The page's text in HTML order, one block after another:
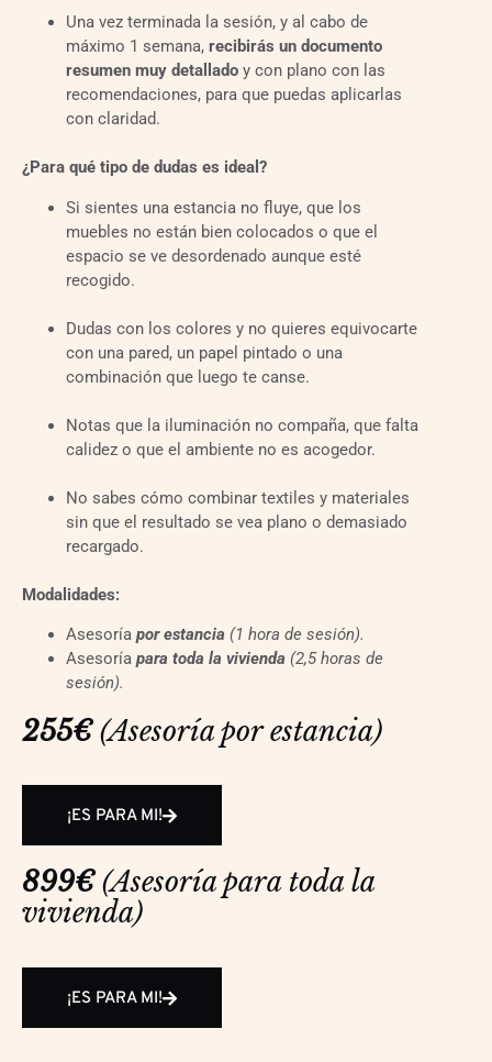
Una vez terminada la sesión, y al cabo de
máximo 1 semana, recibirás un documento
resumen muy detallado y con plano con las
recomendaciones, para que puedas aplicarlas
con claridad.
¿Para qué tipo de dudas es ideal?
Si sientes una estancia no fluye, que los
muebles no están bien colocados o que el
espacio se ve desordenado aunque esté
recogido.
Dudas con los colores y no quieres equivocarte
con una pared, un papel pintado o una
combinación que luego te canse.
Notas que la iluminación no compaña, que falta
calidez o que el ambiente no es acogedor.
No sabes cómo combinar textiles y materiales
sin que el resultado se vea plano o demasiado
recargado.
Modalidades:
Asesoría por estancia (1 hora de sesión).
Asesoría para toda la vivienda (2,5 horas de
sesión).
255€ (Asesoría por estancia)
¡ES PARA MI!
899€ (Asesoría para toda la
vivienda)
¡ES PARA MI!